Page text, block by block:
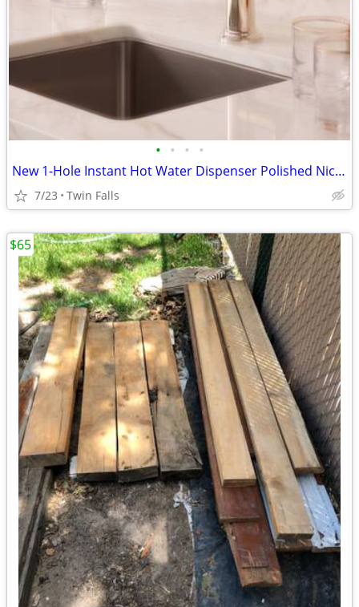
• • • •
New 1-Hole Instant Hot Water Dispenser Polished Nickel, Less Tank
7/23 Twin Falls
$65